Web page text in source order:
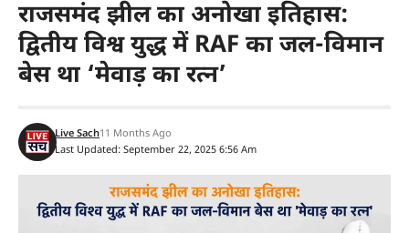
राजसमंद झील का अनोखा इतिहास:
द्वितीय विश्व युद्ध में RAF का जल-विमान
बेस था ‘मेवाड़ का रत्न’
Last Updated: September 22, 2025 6:56 Am
Live Sach11 Months Ago